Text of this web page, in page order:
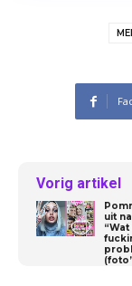
Vorig artikel
uit